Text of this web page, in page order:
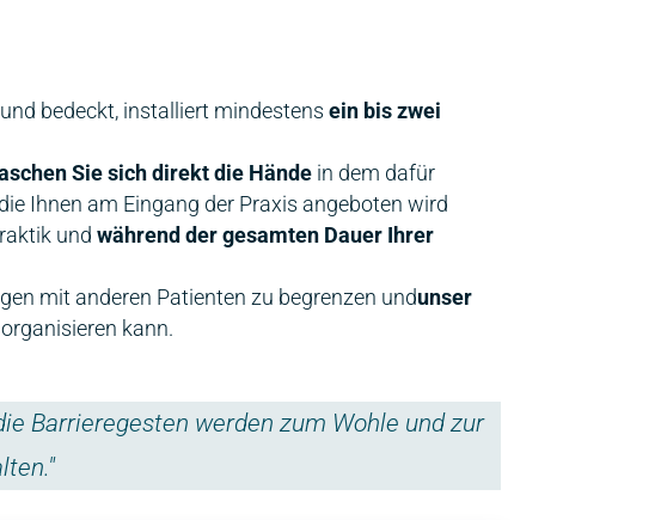
bedeckt, installiert mindestens ein bis zwei
Sie sich direkt die Hände in dem dafür
die Ihnen am Eingang der Praxis angeboten wird
undwährend der gesamten Dauer Ihrer
mit anderen Patienten zu begrenzen undunser
kann.
Barrieregesten werden zum Wohle und zur